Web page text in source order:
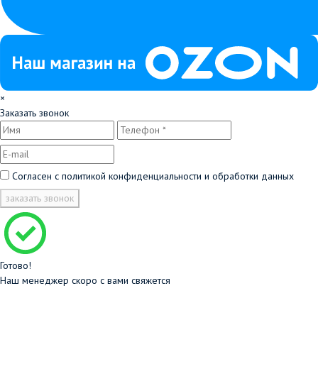
×
Заказать звонок
Согласен с политикой конфиденциальности и обработки данных
заказать звонок
Готово!
Наш менеджер скоро с вами свяжется